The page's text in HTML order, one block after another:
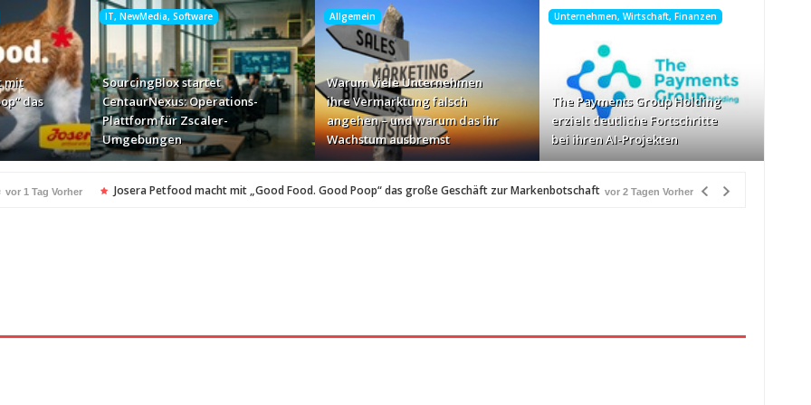
mit
das
IT, NewMedia, Software
SourcingBlox startet
CentaurNexus: Operations-
Plattform für Zscaler-
Umgebungen
Allgemein
Warum viele Unternehmen
ihre Vermarktung falsch
angehen – und warum das ihr
Wachstum ausbremst
Unternehmen, Wirtschaft, Finanzen
The Payments Group Holding
erzielt deutliche Fortschritte
bei ihren AI-Projekten
vor 1 Tag Vorher Josera Petfood macht mit „Good Food. Good Poop“ das große Geschäft zur Markenbotschaft vor 2 Tagen Vorher
AI-Projekten
Bayerischen Bio-Erlebnistagen